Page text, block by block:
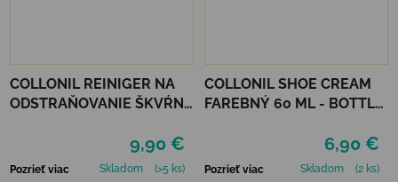
COLLONIL REINIGER NA
ODSTRAŇOVANIE ŠKVŔN
9,90 €
Pozrieť viac Skladom (>5 ks)
COLLONIL SHOE CREAM
FAREBNÝ 60 ML - BOTTLE
6,90 €
Pozrieť viac Skladom (2 ks)